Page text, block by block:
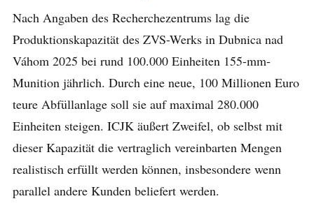
Nach Angaben des Recherchezentrums lag die
Produktionskapazität des ZVS-Werks in Dubnica nad
Váhom 2025 bei rund 100.000 Einheiten 155-mm-
Munition jährlich. Durch eine neue, 100 Millionen Euro
teure Abfüllanlage soll sie auf maximal 280.000
Einheiten steigen. ICJK äußert Zweifel, ob selbst mit
dieser Kapazität die vertraglich vereinbarten Mengen
realistisch erfüllt werden können, insbesondere wenn
parallel andere Kunden beliefert werden.